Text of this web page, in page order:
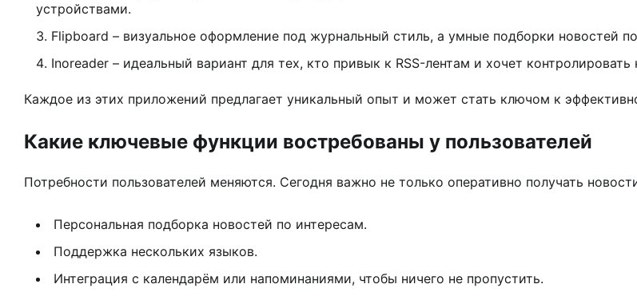
устройствами.
Flipboard – визуальное оформление под журнальный стиль, а умные подборки новостей
Inoreader – идеальный вариант для тех, кто привык к RSS-лентам и хочет
Каждое из этих приложений предлагает уникальный опыт и может стать ключом к
Какие ключевые функции востребованы у пользователей
Потребности пользователей меняются. Сегодня важно не только оперативно получать
Персональная подборка новостей по интересам.
Поддержка нескольких языков.
Интеграция с календарём или напоминаниями, чтобы ничего не пропустить.